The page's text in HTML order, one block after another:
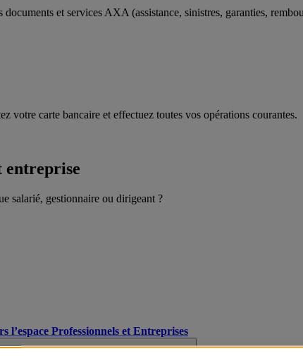
et services AXA (assistance, sinistres, garanties,
votre carte bancaire et effectuez toutes vos opérations courantes.
entreprise
salarié, gestionnaire ou dirigeant ?
l’espace Professionnels et Entreprises